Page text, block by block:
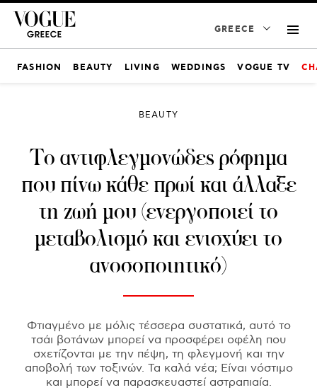
GREECE
FASHION BEAUTY LIVING WEDDINGS VOGUE TV
BEAUTY
Το αντιφλεγμονώδες ρόφημα
που πίνω κάθε πρωί και άλλαξε
τη ζωή μου (ενεργοποιεί το
μεταβολισμό και ενισχύει το
ανοσοποιητικό)
Φτιαγμένο με μόλις τέσσερα συστατικά, αυτό το
τσάι βοτάνων μπορεί να προσφέρει οφέλη που
σχετίζονται με την πέψη, τη φλεγμονή και την
αποβολή των τοξινών. Τα καλά νέα; Είναι νόστιμο
και μπορεί να παρασκευαστεί αστραπιαία.